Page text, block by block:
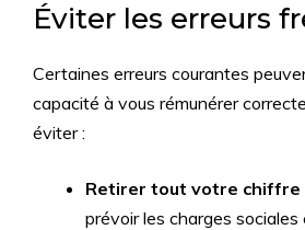
Éviter les erreurs
Certaines erreurs courantes
capacité à vous rémunérer
éviter :
Retirer tout votre chiffre
prévoir les charges sociales